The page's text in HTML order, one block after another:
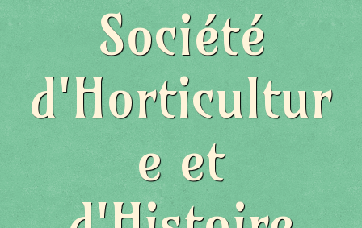
Société
d'Horticultur
e et